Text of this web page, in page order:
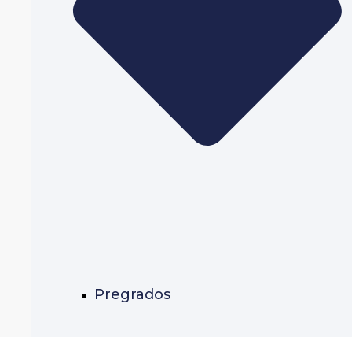
Pregrados